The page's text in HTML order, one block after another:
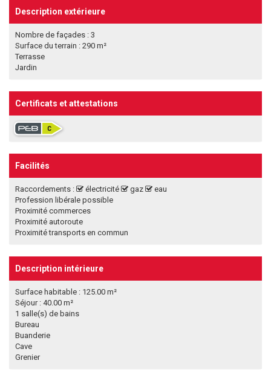
Description extérieure
Nombre de façades : 3
Surface du terrain : 290 m²
Terrasse
Jardin
Certificats et attestations
Facilités
Raccordements : électricité gaz
eau
Profession libérale possible
Proximité commerces
Proximité autoroute
Proximité transports en commun
Description intérieure
Surface habitable : 125.00 m²
Séjour : 40.00 m²
1 salle(s) de bains
Bureau
Buanderie
Cave
Grenier